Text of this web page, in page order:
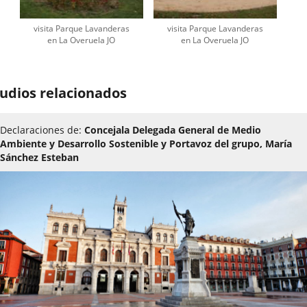
visita Parque Lavanderas
en La Overuela JO
visita Parque Lavanderas
en La Overuela JO
relacionados
Declaraciones de: Concejala Delegada General de Medio
Ambiente y Desarrollo Sostenible y Portavoz del grupo, María
Sánchez Esteban